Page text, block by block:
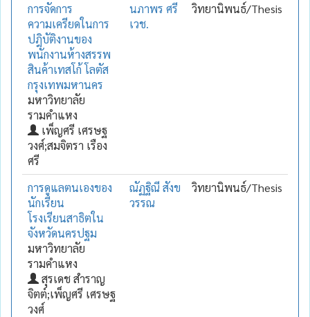
การจัดการ
ความเครียดในการ
ปฎิบัติงานของ
พนักงานห้างสรรพ
สินค้าเทสโก้ โลตัส
กรุงเทพมหานคร
มหาวิทยาลัย
รามคำแหง
เพ็ญศรี เศรษฐ
วงศ์;สมจิตรา เรือง
ศรี
นภาพร ศรี
เวช.
วิทยานิพนธ์/Thesis
การดูแลตนเองของ
นักเรียน
โรงเรียนสาธิตใน
จังหวัดนครปฐม
มหาวิทยาลัย
รามคำแหง
สุรเดช สำราญ
จิตต์;เพ็ญศรี เศรษฐ
วงศ์
ณัฏฐิณี สังข
วรรณ
วิทยานิพนธ์/Thesis